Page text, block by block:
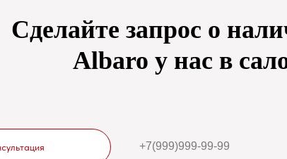
Сделайте запрос о
Albaro у нас в